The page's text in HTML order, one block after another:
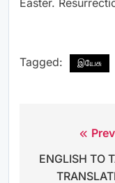
Easter.
Tagged: இயேசு
navigation
ENGLISH TO